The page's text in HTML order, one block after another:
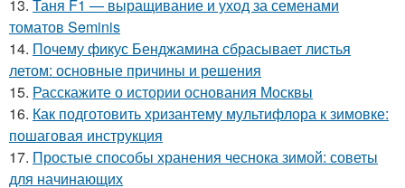
13. Таня F1 — выращивание и уход за семенами
томатов Seminis
14. Почему фикус Бенджамина сбрасывает листья
летом: основные причины и решения
15. Расскажите о истории основания Москвы
16. Как подготовить хризантему мультифлора к зимовке:
пошаговая инструкция
17. Простые способы хранения чеснока зимой: советы
для начинающих